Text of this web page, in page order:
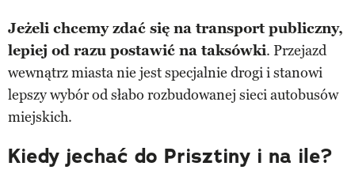
Jeżeli chcemy zdać się na transport publiczny,
lepiej od razu postawić na taksówki. Przejazd
wewnątrz miasta nie jest specjalnie drogi i stanowi
lepszy wybór od słabo rozbudowanej sieci autobusów
miejskich.
Kiedy jechać do Prisztiny i na ile?